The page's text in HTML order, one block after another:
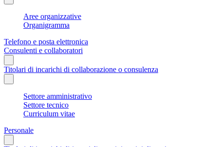
Aree organizzative
Organigramma
Telefono e posta elettronica
Consulenti e collaboratori
Titolari di incarichi di collaborazione o consulenza
Settore amministrativo
Settore tecnico
Curriculum vitae
Personale